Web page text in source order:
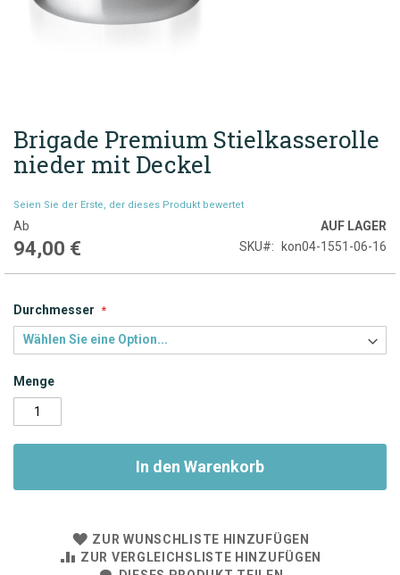
Zum
Anfang
der
springen
Brigade Premium Stielkasserolle
nieder mit Deckel
Seien Sie der Erste, der dieses Produkt bewertet
Ab
94,00 €
AUF LAGER
SKU
kon04-1551-06-16
Durchmesser
Menge
In den Warenkorb
ZUR WUNSCHLISTE HINZUFÜGEN
ZUR VERGLEICHSLISTE HINZUFÜGEN